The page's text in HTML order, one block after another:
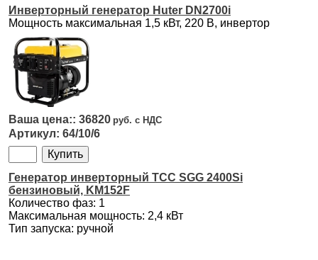
Инверторный генератор Huter DN2700i
Мощность максимальная 1,5 кВт, 220 B, инвертор
36820
64/10/6
Генератор инверторный ТСС SGG 2400Si
бензиновый, KM152F
Количество фаз: 1
Максимальная мощность: 2,4 кВт
Тип запуска: ручной